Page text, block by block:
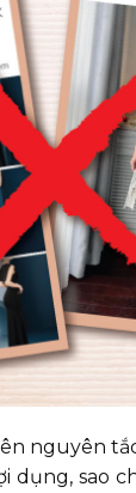
nguyên
dụng,